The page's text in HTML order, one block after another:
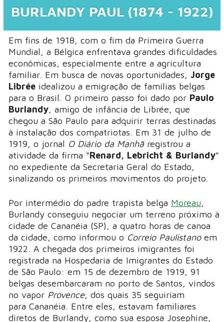
BURLANDY PAUL (1874 - 1922)
Em fins de 1918, com o fim da Primeira Guerra
Mundial, a Bélgica enfrentava grandes dificuldades
econômicas, especialmente entre a agricultura
familiar. Em busca de novas oportunidades, Jorge
Librée idealizou a emigração de famílias belgas
para o Brasil. O primeiro passo foi dado por Paulo
Burlandy, amigo de infância de Librée, que
chegou a São Paulo para adquirir terras destinadas
à instalação dos compatriotas. Em 31 de julho de
1919, o jornal O Diário da Manhãregistrou a
atividade da firma "Renard, Lebricht & Burlandy"
no expediente da Secretaria Geral do Estado,
sinalizando os primeiros movimentos do projeto.
Por intermédio do padre trapista belga Moreau,
Burlandy conseguiu negociar um terreno próximo à
cidade de Cananéia (SP), a quatro horas de canoa
da cidade, como informou o Correio Paulistanoem
1922. A chegada dos primeiros imigrantes foi
registrada na Hospedaria de Imigrantes do Estado
de São Paulo: em 15 de dezembro de 1919, 91
belgas desembarcaram no porto de Santos, vindos
no vapor Provence, dos quais 35 seguiriam
para Cananéia. Entre eles, estavam familiares
diretos de Burlandy, como sua esposa Josephine,